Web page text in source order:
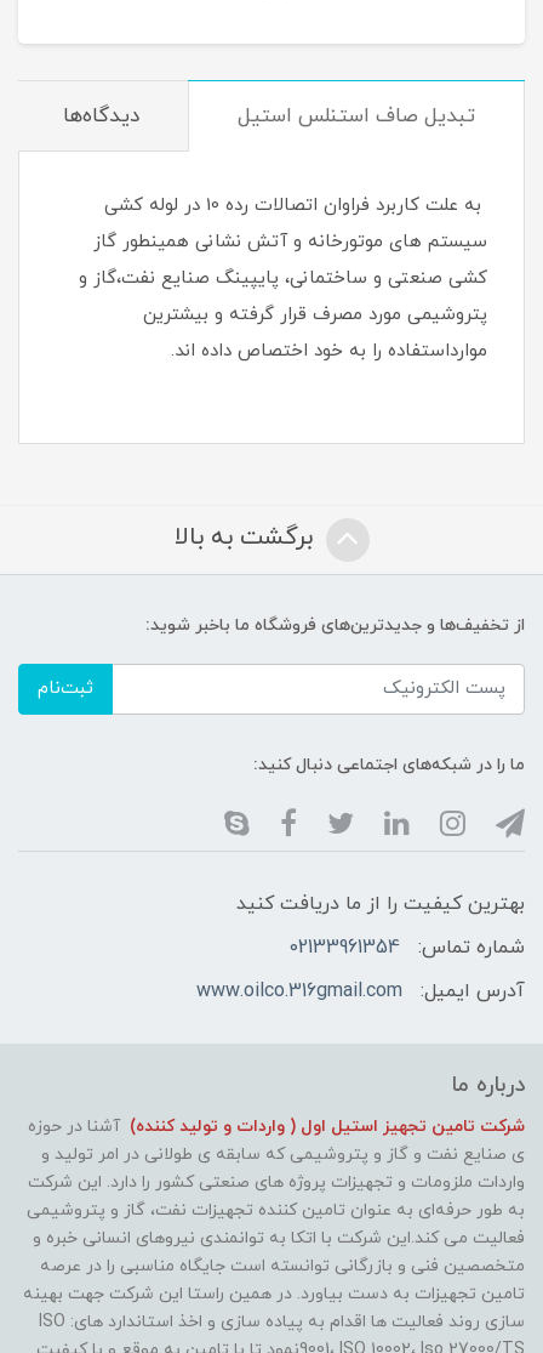
تبدیل صاف استنلس استیل دیدگاه‌ها
به علت کاربرد فراوان اتصالات رده 10 در لوله کشی
سیستم های موتورخانه و آتش نشانی همینطور گاز
کشی صنعتی و ساختمانی، پایپینگ صنایع نفت،گاز و
پتروشیمی مورد مصرف قرار گرفته و بیشترین
موارداستفاده را به خود اختصاص داده اند.
برگشت به بالا
از تخفیف‌ها و جدیدترین‌های فروشگاه ما باخبر شوید:
ثبت‌نام
ما را در شبکه‌های اجتماعی دنبال کنید:
بهترین کیفیت را از ما دریافت کنید
شماره تماس:
02133961354
آدرس ایمیل:
www.oilco.316gmail.com
درباره ما
شرکت تامین تجهیز استیل اول ( واردات و تولید کننده) آشنا در حوزه
ی صنایع نفت و گاز و پتروشیمی که سابقه ی طولانی در امر تولید و
واردات ملزومات و تجهیزات پروژه های صنعتی کشور را دارد. این شرکت
به طور حرفه‌ای به عنوان تامین کننده تجهیزات نفت، گاز و پتروشیمی
فعالیت می کند.این شرکت با اتکا به توانمندی نیروهای انسانی خبره و
متخصصین فنی و بازرگانی توانسته است جایگاه مناسبی را در عرصه
تامین تجهیزات به دست بیاورد. در همین راستا این شرکت جهت بهینه
سازی روند فعالیت ها اقدام به پیاده سازی و اخذ استاندارد های: ISO